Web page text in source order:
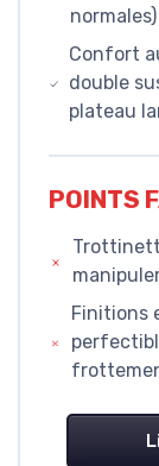
normales)
Confort
double
plateau
POINTS
Finitions